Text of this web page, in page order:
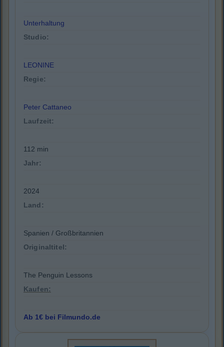
Unterhaltung
Studio:
LEONINE
Regie:
Peter Cattaneo
Laufzeit:
112 min
Jahr:
2024
Land:
Spanien / Großbritannien
Originaltitel:
The Penguin Lessons
Kaufen:
Ab 1€ bei Filmundo.de